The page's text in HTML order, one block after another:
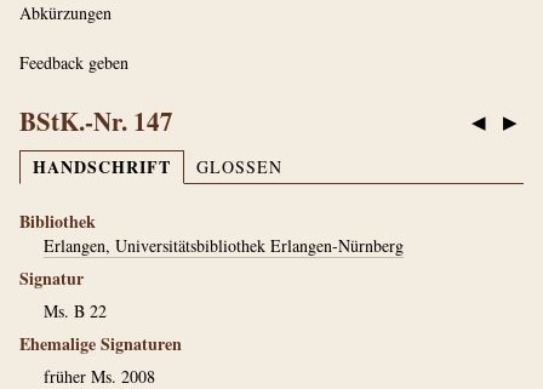
Abkürzungen
Feedback geben
◀ ▶
BStK.-Nr. 147
HANDSCHRIFT GLOSSEN
Bibliothek
Erlangen, Universitätsbibliothek Erlangen-Nürnberg
Signatur
Ms. B 22
Ehemalige Signaturen
früher Ms. 2008